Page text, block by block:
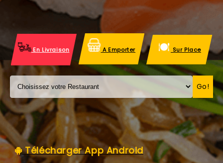
VOS AVIS
MENTIONS LÉGALES
C.G.V
En Livraison A Emporter Sur Place
Go!
Télécharger App Android